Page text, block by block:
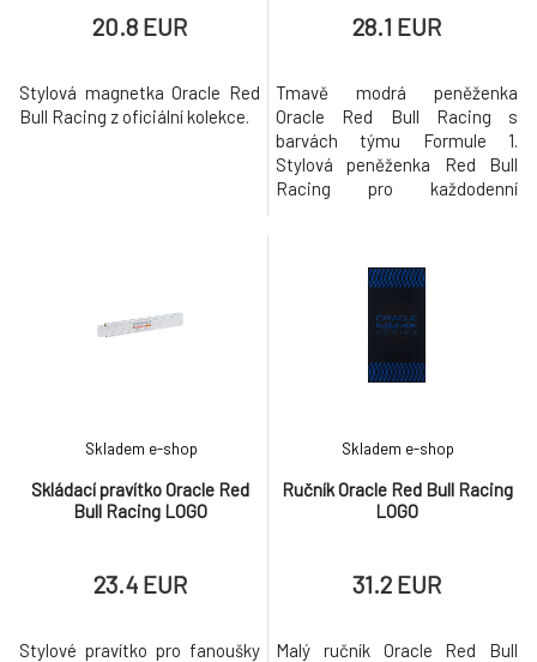
20.8 EUR
Stylová magnetka Oracle Red
Bull Racing z oficiální kolekce.
28.1 EUR
Tmavě modrá peněženka
Oracle Red Bull Racing s
barvách týmu Formule 1.
Stylová peněženka Red Bull
Racing pro každodenní
Skládací pravítko Oracle Red
Bull Racing LOGO
Skladem e-shop
23.4 EUR
Stylové pravítko pro fanoušky
Ručník Oracle Red Bull Racing
LOGO
Skladem e-shop
31.2 EUR
Malý ručník Oracle Red Bull